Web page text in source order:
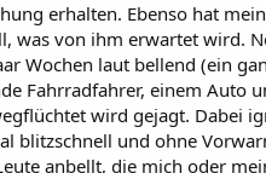
erhalten. Ebenso hat
was von ihm erwartet wird.
Wochen laut bellend (ein
Fahrradfahrer, einem Auto
wird gejagt. Dabei
blitzschnell und ohne
anbellt, die mich oder